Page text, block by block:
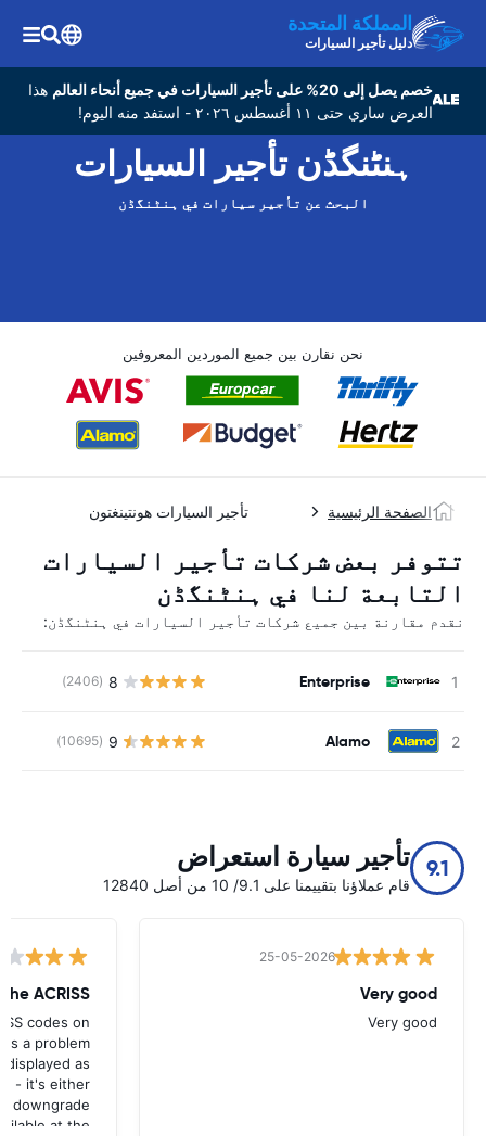
المملكة المتحدة
دليل تأجير السيارات
خصم يصل إلى 20% على تأجير السيارات في جميع أنحاء العالم
هذا
العرض ساري حتى ١١ أغسطس ٢٠٢٦ - استفد منه اليوم!
ہنٹنگڈن تأجير السيارات
البحث عن تأجير سيارات في ہنٹنگڈن
نحن نقارن بين جميع الموردين المعروفين
الصفحة الرئيسية تأجير السيارات هونتينغتون
تتوفر بعض شركات تأجير السيارات
التابعة لنا في ہنٹنگڈن
نقدم مقارنة بين جميع شركات تأجير السيارات في ہنٹنگڈن:
Enterprise
8
(2406)
Alamo
9
(10695)
9.1 تأجير سيارة استعراض
قام عملاؤنا بتقييمنا على 9.1/ 10 من أصل 12840
25-05-2026
Very good
Very good
ACRISS
codes on
a problem
displayed as
- it's either
downgrade
at the